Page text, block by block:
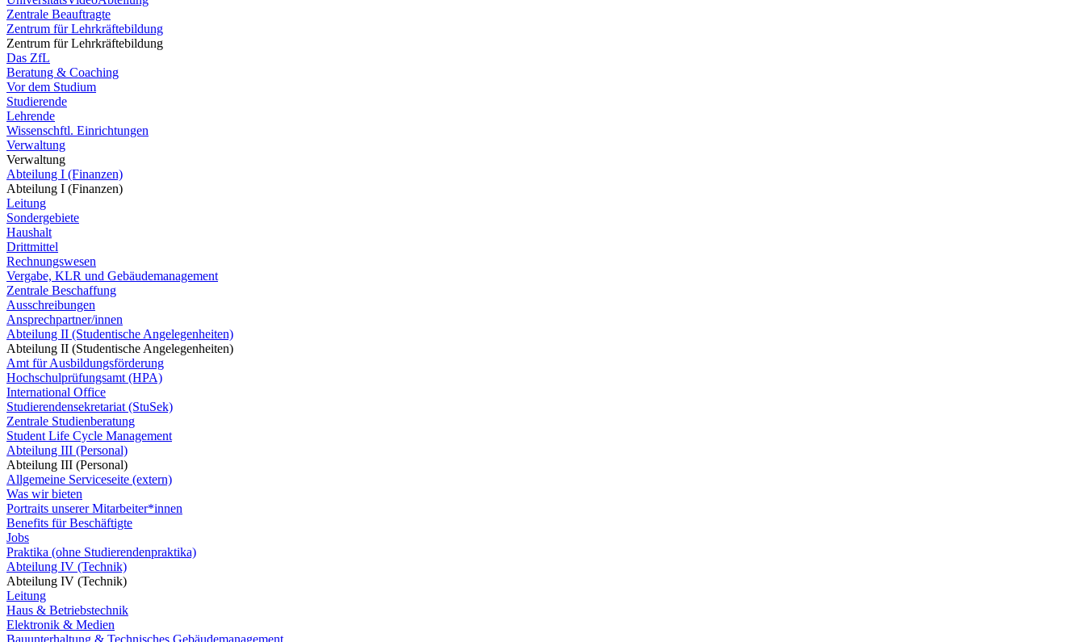
Zentrale Beauftragte
Zentrum für Lehrkräftebildung
Zentrum für Lehrkräftebildung
Das ZfL
Beratung & Coaching
Vor dem Studium
Studierende
Lehrende
Wissenschftl. Einrichtungen
Verwaltung
Verwaltung
Abteilung I (Finanzen)
Abteilung I (Finanzen)
Leitung
Sondergebiete
Haushalt
Drittmittel
Rechnungswesen
Vergabe, KLR und Gebäudemanagement
Zentrale Beschaffung
Ausschreibungen
Ansprechpartner/innen
Abteilung II (Studentische Angelegenheiten)
Abteilung II (Studentische Angelegenheiten)
Amt für Ausbildungsförderung
Hochschulprüfungsamt (HPA)
International Office
Studierendensekretariat (StuSek)
Zentrale Studienberatung
Student Life Cycle Management
Abteilung III (Personal)
Abteilung III (Personal)
Allgemeine Serviceseite (extern)
Was wir bieten
Portraits unserer Mitarbeiter*innen
Benefits für Beschäftigte
Jobs
Praktika (ohne Studierendenpraktika)
Abteilung IV (Technik)
Abteilung IV (Technik)
Leitung
Haus & Betriebstechnik
Elektronik & Medien
Bauunterhaltung & Technisches Gebäudemanagement